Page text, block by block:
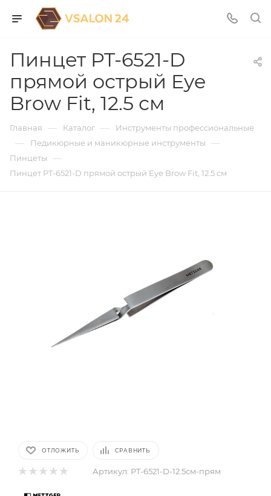
Пинцет PT-6521-D
прямой острый Eye
Brow Fit, 12.5 см
Главная — Каталог — Инструменты профессиональные
— Педикюрные и маникюрные инструменты —
Пинцеты —
Пинцет PT-6521-D прямой острый Eye Brow Fit, 12.5 см
ОТЛОЖИТЬ СРАВНИТЬ
Артикул: PT-6521-D-12.5см-прям